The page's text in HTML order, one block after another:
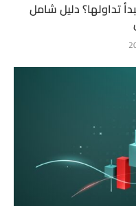
تداولها؟ دليل شامل